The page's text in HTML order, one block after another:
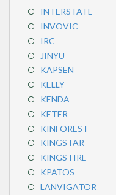
INTERSTATE
INVOVIC
IRC
JINYU
KAPSEN
KELLY
KENDA
KETER
KINFOREST
KINGSTAR
KINGSTIRE
KPATOS
LANVIGATOR